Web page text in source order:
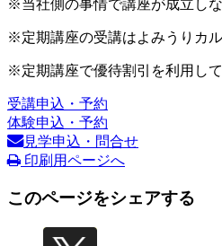
※当社側の事情で講座が成立し
※定期講座の受講はよみうりカ
※定期講座で優待割引を利用し
受講申込・予約
体験申込・予約
見学申込・問合せ
印刷用ページへ
このページをシェアする